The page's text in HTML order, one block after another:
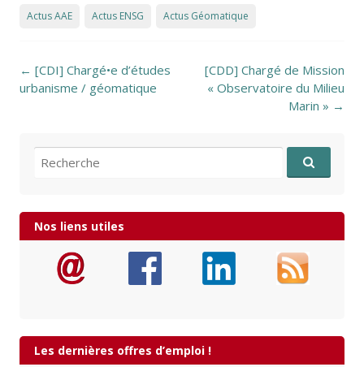
Actus AAE Actus ENSG Actus Géomatique
Post navigation
← [CDI] Chargé•e d’études
urbanisme / géomatique
[CDD] Chargé de Mission
« Observatoire du Milieu
Marin » →
Recherche pour:
Nos liens utiles
Les dernières offres d’emploi !